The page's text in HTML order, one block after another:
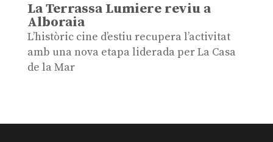
La Terrassa Lumiere reviu a
Alboraia
L’històric cine d’estiu recupera l’activitat
amb una nova etapa liderada per La Casa
de la Mar